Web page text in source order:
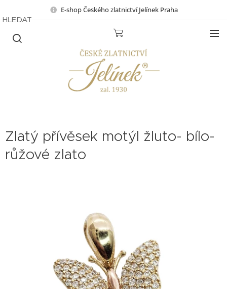
E-shop Českého zlatnictví Jelínek Praha
HLEDAT
Zlatý přívěsek motýl žluto- bílo-
růžové zlato